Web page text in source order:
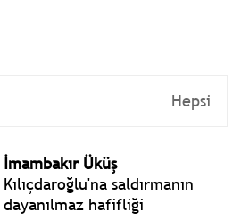
Hepsi
İmambakır Üküş
Kılıçdaroğlu'na saldırmanın
dayanılmaz hafifliği